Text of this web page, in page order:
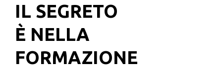
IL SEGRETO
È NELLA
FORMAZIONE